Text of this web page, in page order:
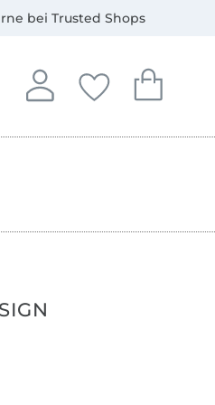
bei Trusted Shops
Anmelden
In deinem Konto
Deine
Du hast keine
Dein
Du hast